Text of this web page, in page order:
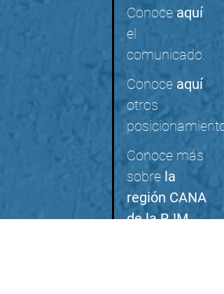
Conoce aquí
el
comunicado.
Conoce aquí
otros
Conoce más
sobre la
región CANA
de la RJM